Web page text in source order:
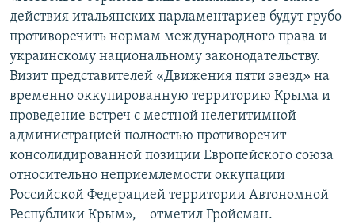
действия итальянских парламентариев будут грубо
противоречить нормам международного права и
украинскому национальному законодательству.
Визит представителей «Движения пяти звезд» на
временно оккупированную территорию Крыма и
проведение встреч с местной нелегитимной
администрацией полностью противоречит
консолидированной позиции Европейского союза
относительно неприемлемости оккупации
Российской Федерацией территории Автономной
Республики Крым», – отметил Гройсман.